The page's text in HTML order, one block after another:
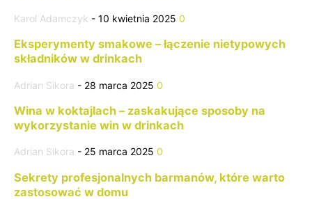
Karol Adamczyk - 10 kwietnia 2025 0
Eksperymenty smakowe – łączenie nietypowych
składników w drinkach
Adrian Sikora - 28 marca 2025 0
Wina w koktajlach – zaskakujące sposoby na
wykorzystanie win w drinkach
Adrian Sikora - 25 marca 2025 0
Sekrety profesjonalnych barmanów, które warto
zastosować w domu